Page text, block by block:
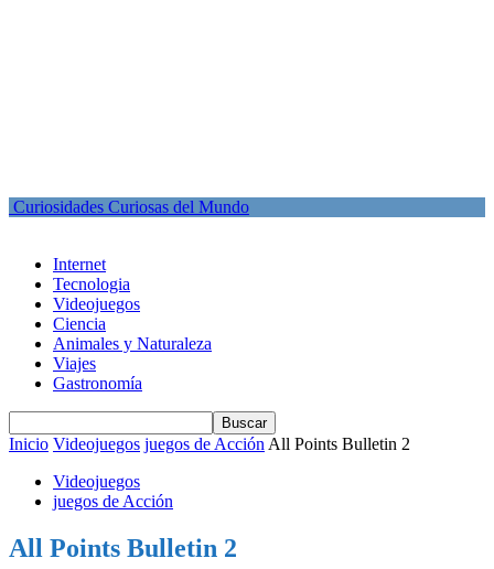
Curiosidades Curiosas del Mundo
Internet
Tecnologia
Videojuegos
Ciencia
Animales y Naturaleza
Viajes
Gastronomía
Inicio Videojuegos juegos de Acción All Points Bulletin 2
Videojuegos
juegos de Acción
All Points Bulletin 2